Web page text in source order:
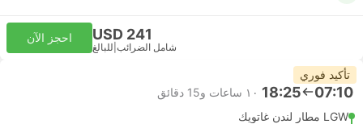
USD 241
شامل الضرائب للبالغ
احجز الآن
تأكيد فوري
07:10
18:25 ١٠ ساعات و‫15 دقائق
LGW مطار لندن غاتويك